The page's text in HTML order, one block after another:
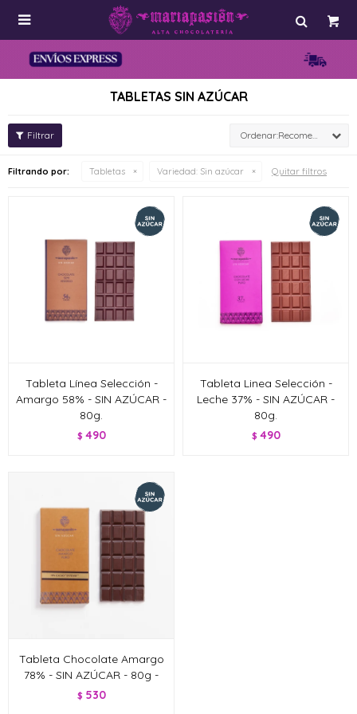

TABLETAS SIN AZÚCAR
Recomendados
Filtrando por: Tabletas Variedad: Sin azúcar Quitar filtros
Tableta Línea Selección -
Amargo 58% - SIN AZÚCAR -
80g.
$ 490
Tableta Linea Selección -
Leche 37% - SIN AZÚCAR -
80g.
$ 490
Tableta Chocolate Amargo
78% - SIN AZÚCAR - 80g -
$ 530